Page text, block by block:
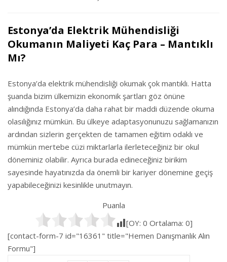
Estonya’da Elektrik Mühendisliği
Okumanın Maliyeti Kaç Para – Mantıklı
Mı?
Estonya’da elektrik mühendisliği okumak çok mantıklı. Hatta
şuanda bizim ülkemizin ekonomik şartları göz önüne
alındığında Estonya’da daha rahat bir maddi düzende okuma
olasılığınız mümkün. Bu ülkeye adaptasyonunuzu sağlamanızın
ardından sizlerin gerçekten de tamamen eğitim odaklı ve
mümkün mertebe cüzi miktarlarla ilerleteceğiniz bir okul
döneminiz olabilir. Ayrıca burada edineceğiniz birikim
sayesinde hayatınızda da önemli bir kariyer dönemine geçiş
yapabileceğinizi kesinlikle unutmayın.
Puanla
[OY: 0 Ortalama: 0]
[contact-form-7 id="16361" title="Hemen Danışmanlık Alın
Formu"]